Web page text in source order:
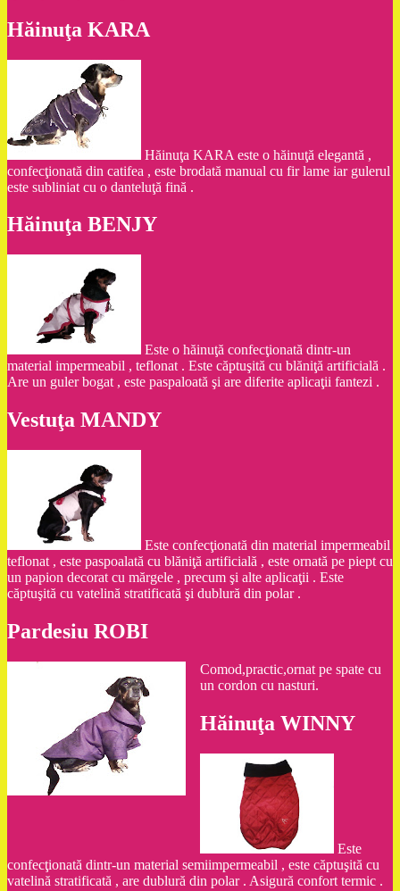
Hăinuţa KARA
Hăinuţa KARA este o hăinuţă elegantă ,
confecţionată din catifea , este brodată manual cu fir lame iar gulerul
este subliniat cu o danteluţă fină .
Hăinuţa BENJY
Este o hăinuţă confecţionată dintr-un
material impermeabil , teflonat . Este căptuşită cu blăniţă artificială .
Are un guler bogat , este paspaloată şi are diferite aplicaţii fantezi .
Vestuţa MANDY
Este confecţionată din material impermeabil
teflonat , este paspoalată cu blăniţă artificială , este ornată pe piept cu
un papion decorat cu mărgele , precum şi alte aplicaţii . Este
căptuşită cu vatelină stratificată şi dublură din polar .
Pardesiu ROBI
Comod,practic,ornat pe spate cu
un cordon cu nasturi.
Hăinuţa WINNY
Este
confecţionată dintr-un material semiimpermeabil , este căptuşită cu
vatelină stratificată , are dublură din polar . Asigură confort termic .